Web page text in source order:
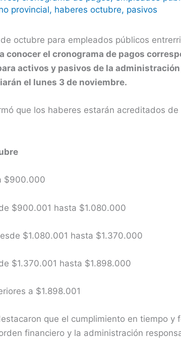
provincial, haberes octubre, pasivos
octubre para empleados públicos
conocer el cronograma de pagos
activos y pasivos de la
el lunes 3 de noviembre.
que los haberes estarán acreditados de
$900.000
$900.001 hasta $1.080.000
$1.080.001 hasta $1.370.000
$1.370.001 hasta $1.898.000
a $1.898.001
que el cumplimiento en tiempo y
financiero y la administración